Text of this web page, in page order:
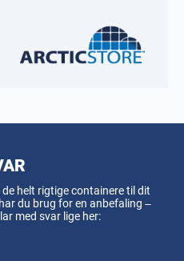
helt rigtige containere til dit
du brug for en anbefaling –
med svar lige her: